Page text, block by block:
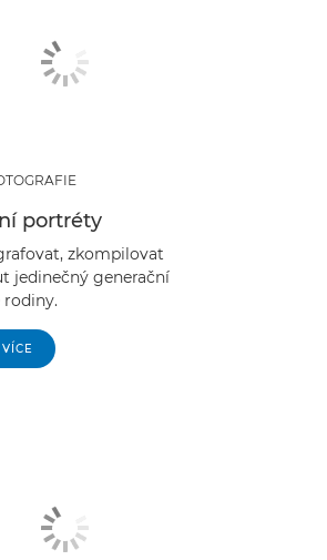
portréty
zkompilovat
jedinečný generační